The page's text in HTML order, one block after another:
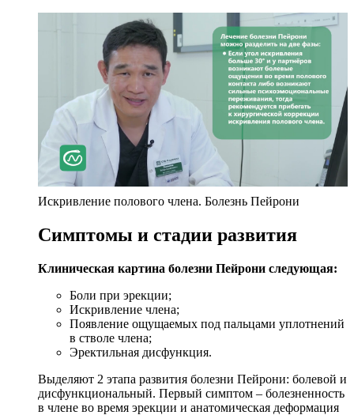
Искривление полового члена. Болезнь Пейрони
Симптомы и стадии развития
Клиническая картина болезни Пейрони следующая:
Боли при эрекции;
Искривление члена;
Появление ощущаемых под пальцами уплотнений
в стволе члена;
Эректильная дисфункция.
Выделяют 2 этапа развития болезни Пейрони: болевой и
дисфункциональный. Первый симптом – болезненность
в члене во время эрекции и анатомическая деформация